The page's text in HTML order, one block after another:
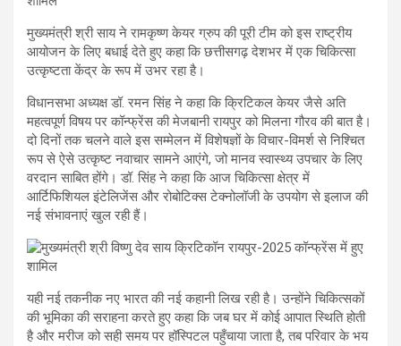
मुख्यमंत्री श्री साय ने रामकृष्ण केयर ग्रुप की पूरी टीम को इस राष्ट्रीय
आयोजन के लिए बधाई देते हुए कहा कि छत्तीसगढ़ देशभर में एक चिकित्सा
उत्कृष्टता केंद्र के रूप में उभर रहा है।
विधानसभा अध्यक्ष डॉ. रमन सिंह ने कहा कि क्रिटिकल केयर जैसे अति
महत्वपूर्ण विषय पर कॉन्फ्रेंस की मेजबानी रायपुर को मिलना गौरव की बात है।
दो दिनों तक चलने वाले इस सम्मेलन में विशेषज्ञों के विचार-विमर्श से निश्चित
रूप से ऐसे उत्कृष्ट नवाचार सामने आएंगे, जो मानव स्वास्थ्य उपचार के लिए
वरदान साबित होंगे। डॉ. सिंह ने कहा कि आज चिकित्सा क्षेत्र में
आर्टिफिशियल इंटेलिजेंस और रोबोटिक्स टेक्नोलॉजी के उपयोग से इलाज की
नई संभावनाएं खुल रही हैं।
यही नई तकनीक नए भारत की नई कहानी लिख रही है। उन्होंने चिकित्सकों
की भूमिका की सराहना करते हुए कहा कि जब घर में कोई आपात स्थिति होती
है और मरीज को सही समय पर हॉस्पिटल पहुँचाया जाता है, तब परिवार के भय